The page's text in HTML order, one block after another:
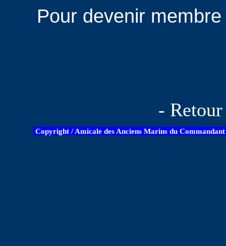
Pour devenir
- Retour
Copyright / Amicale des Anciens Marins du